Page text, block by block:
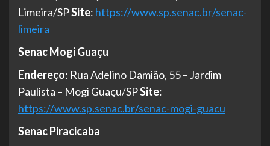
Limeira/SPSite: https://www.sp.senac.br/senac-
limeira
Senac Mogi Guaçu
Endereço: Rua Adelino Damião, 55 – Jardim
Paulista – Mogi Guaçu/SPSite:
https://www.sp.senac.br/senac-mogi-guacu
Senac Piracicaba